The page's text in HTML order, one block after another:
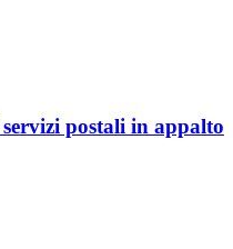
postali in appalto